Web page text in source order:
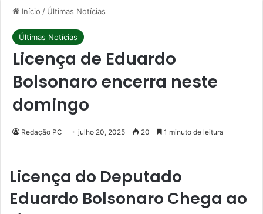
Início / Últimas Notícias
Últimas Notícias
Licença de Eduardo
Bolsonaro encerra neste
domingo
Redação PC julho 20, 2025 20 1 minuto de leitura
Licença do Deputado
Eduardo Bolsonaro Chega ao